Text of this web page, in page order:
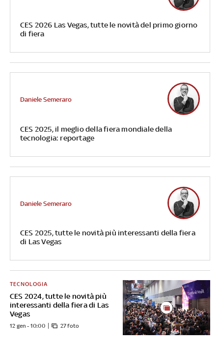
CES 2026 Las Vegas, tutte le novità del primo giorno
di fiera
CES 2025, il meglio della fiera mondiale della
tecnologia: reportage
Daniele Semeraro
CES 2025, tutte le novità più interessanti della fiera
di Las Vegas
Daniele Semeraro
CES 2024, tutte le novità più
interessanti della fiera di Las
Vegas
TECNOLOGIA
12 gen - 10:00 27 foto